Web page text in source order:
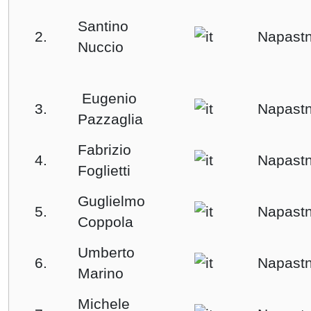
2.
Santino
Nuccio
3.
Eugenio
Pazzaglia
4.
Fabrizio
Foglietti
5.
Guglielmo
Coppola
6.
Umberto
Marino
Michele